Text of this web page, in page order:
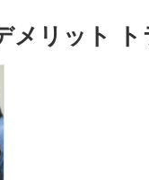
メリット